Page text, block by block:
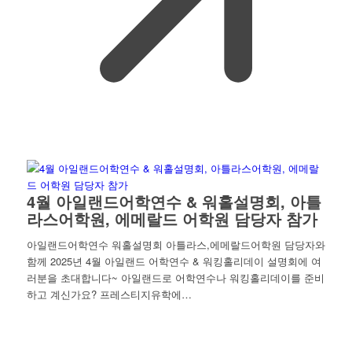
4월 아일랜드어학연수 & 워홀설명회, 아틀
라스어학원, 에메랄드 어학원 담당자 참가
아일랜드어학연수 워홀설명회 아틀라스,에메랄드어학원 담당자와
함께 2025년 4월 아일랜드 어학연수 & 워킹홀리데이 설명회에 여
러분을 초대합니다~ 아일랜드로 어학연수나 워킹홀리데이를 준비
하고 계신가요? 프레스티지유학에…